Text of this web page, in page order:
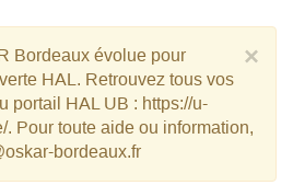
×
Bordeaux évolue pour
HAL. Retrouvez tous vos
portail HAL UB : https://u-
. Pour toute aide ou information,
bordeaux.fr